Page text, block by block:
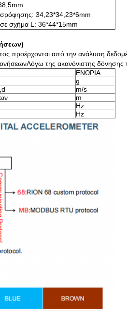
34,23*34,23*6mm
σχήμα L: 36*44*15mm
προέρχονται από την ανάλυση
της ακανόνιστης
ΕΝΩΡΙΑ
g
m/s
m
Hz
Hz